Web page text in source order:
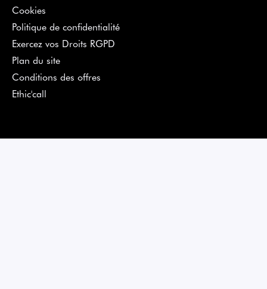
Cookies
Politique de confidentialité
Exercez vos Droits RGPD
Plan du site
Conditions des offres
Ethic'call